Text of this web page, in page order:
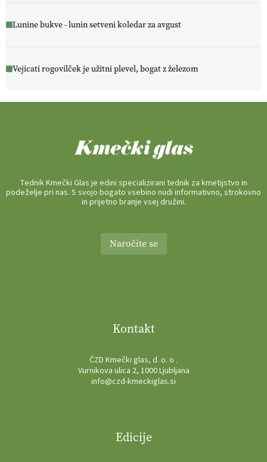
Lunine bukve - lunin setveni koledar za avgust
Vejicati rogovilček je užitni plevel, bogat z železom
Tednik Kmečki Glas je edini specializirani tednik za kmetijstvo in
podeželje pri nas. S svojo bogato vsebino nudi informativno, strokovno
in prijetno branje vsej družini.
Naročite se
Kontakt
ČZD Kmečki glas, d. o. o .
Vurnikova ulica 2, 1000 Ljubljana
info@czd-kmeckiglas.si
Edicije